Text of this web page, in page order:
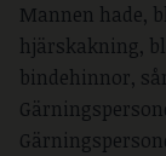
Mannen hade,
hjärskakning,
bindehinnor,